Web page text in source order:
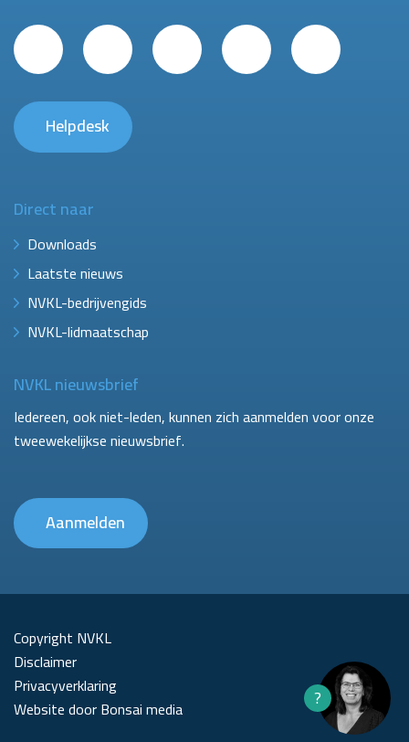
Helpdesk
Direct naar
Downloads
Laatste nieuws
NVKL-bedrijvengids
NVKL-lidmaatschap
NVKL nieuwsbrief
Iedereen, ook niet-leden, kunnen zich aanmelden voor onze
tweewekelijkse nieuwsbrief.
Aanmelden
Copyright NVKL
Disclaimer
Privacyverklaring
Website door Bonsai media
?